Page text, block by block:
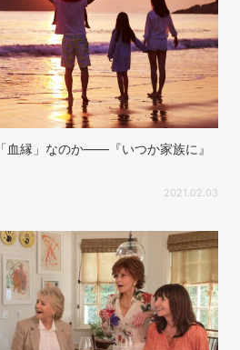
血縁」なのか——『いつか家族に』
2021.02.03